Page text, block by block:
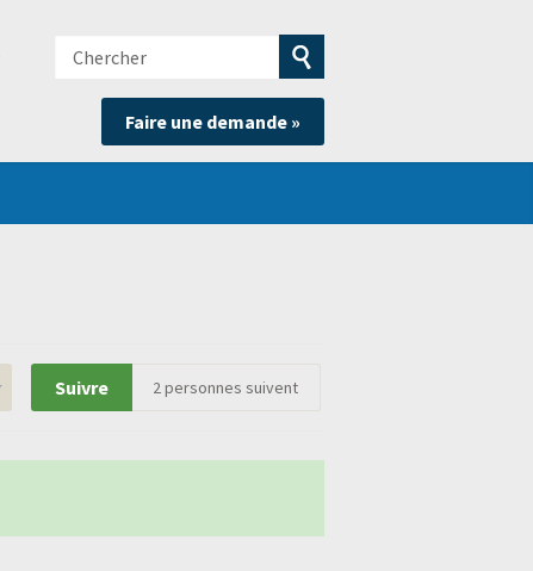
Chercher
Soumettre
la
recherche
Faire une demande »
Suivre 2personnes suivent